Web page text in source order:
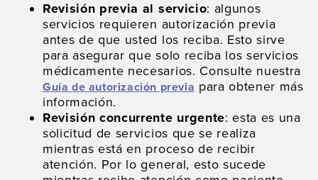
Revisión previa al servicio: algunos
servicios requieren autorización previa
antes de que usted los reciba. Esto sirve
para asegurar que solo reciba los servicios
médicamente necesarios. Consulte nuestra
Guía de autorización previa para obtener más
información.
Revisión concurrente urgente: esta es una
solicitud de servicios que se realiza
mientras está en proceso de recibir
atención. Por lo general, esto sucede